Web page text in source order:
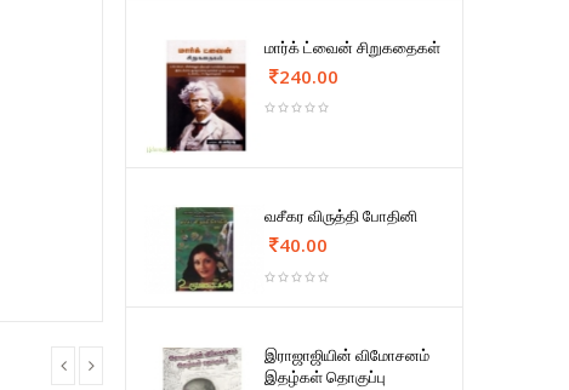
மார்க் ட்வைன் சிறுகதைகள்
240.00
வசீகர விருத்தி போதினி
40.00
இராஜாஜியின் விமோசனம்
இதழ்கள் தொகுப்பு